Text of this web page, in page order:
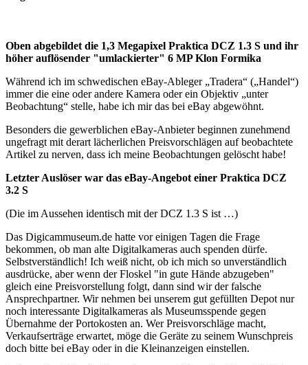
Oben abgebildet die 1,3 Megapixel Praktica DCZ 1.3 S und ihr
höher auflösender "umlackierter" 6 MP Klon Formika
Während ich im schwedischen eBay-Ableger „Tradera“ („Handel“)
immer die eine oder andere Kamera oder ein Objektiv „unter
Beobachtung“ stelle, habe ich mir das bei eBay abgewöhnt.
Besonders die gewerblichen eBay-Anbieter beginnen zunehmend
ungefragt mit derart lächerlichen Preisvorschlägen auf beobachtete
Artikel zu nerven, dass ich meine Beobachtungen gelöscht habe!
Letzter Auslöser war das eBay-Angebot einer Praktica DCZ
3.2 S
(Die im Aussehen identisch mit der DCZ 1.3 S ist …)
Das Digicammuseum.de hatte vor einigen Tagen die Frage
bekommen, ob man alte Digitalkameras auch spenden dürfe.
Selbstverständlich! Ich weiß nicht, ob ich mich so unverständlich
ausdrücke, aber wenn der Floskel "in gute Hände abzugeben"
gleich eine Preisvorstellung folgt, dann sind wir der falsche
Ansprechpartner. Wir nehmen bei unserem gut gefüllten Depot nur
noch interessante Digitalkameras als Museumsspende gegen
Übernahme der Portokosten an. Wer Preisvorschläge macht,
Verkaufserträge erwartet, möge die Geräte zu seinem Wunschpreis
doch bitte bei eBay oder in die Kleinanzeigen einstellen.